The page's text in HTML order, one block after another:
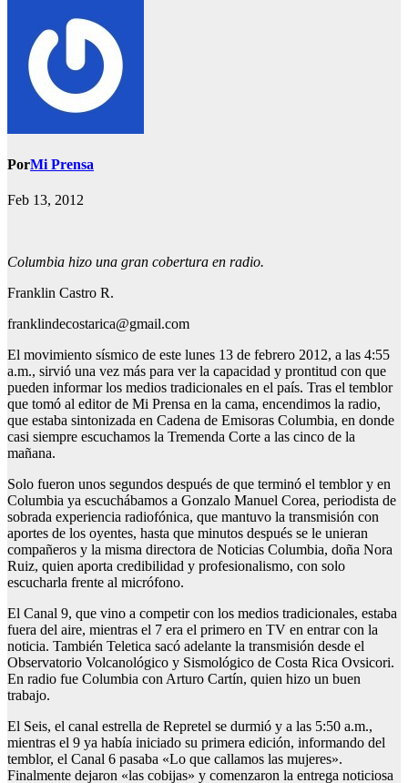
PorMi Prensa
Feb 13, 2012
Columbia hizo una gran cobertura en radio.
Franklin Castro R.
franklindecostarica@gmail.com
El movimiento sísmico de este lunes 13 de febrero 2012, a las 4:55
a.m., sirvió una vez más para ver la capacidad y prontitud con que
pueden informar los medios tradicionales en el país. Tras el temblor
que tomó al editor de Mi Prensa en la cama, encendimos la radio,
que estaba sintonizada en Cadena de Emisoras Columbia, en donde
casi siempre escuchamos la Tremenda Corte a las cinco de la
mañana.
Solo fueron unos segundos después de que terminó el temblor y en
Columbia ya escuchábamos a Gonzalo Manuel Corea, periodista de
sobrada experiencia radiofónica, que mantuvo la transmisión con
aportes de los oyentes, hasta que minutos después se le unieran
compañeros y la misma directora de Noticias Columbia, doña Nora
Ruiz, quien aporta credibilidad y profesionalismo, con solo
escucharla frente al micrófono.
El Canal 9, que vino a competir con los medios tradicionales, estaba
fuera del aire, mientras el 7 era el primero en TV en entrar con la
noticia. También Teletica sacó adelante la transmisión desde el
Observatorio Volcanológico y Sismológico de Costa Rica Ovsicori.
En radio fue Columbia con Arturo Cartín, quien hizo un buen
trabajo.
El Seis, el canal estrella de Repretel se durmió y a las 5:50 a.m.,
mientras el 9 ya había iniciado su primera edición, informando del
temblor, el Canal 6 pasaba «Lo que callamos las mujeres».
Finalmente dejaron «las cobijas» y comenzaron la entrega noticiosa